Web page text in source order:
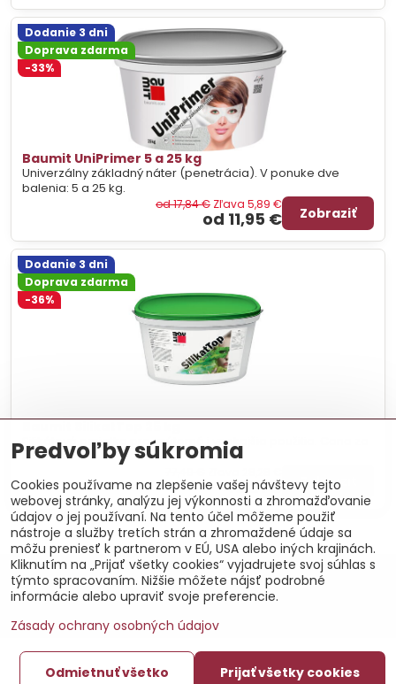
Baumit UniPrimer 5 a 25 kg
Dodanie 3 dni
Doprava zdarma
-33%
Univerzálny základný náter (penetrácia). V ponuke dve
balenia: 5 a 25 kg.
od 11,95 €
od 17,84 € Zľava 5,89 €
Zobraziť
Dodanie 3 dni
Doprava zdarma
-36%
Silikátová omietka pre vnútorné i vonkajšie použitie. Cena za
balenie.
49,21 € Zobraziť
©2026Copyright
Predvoľby súkromiaZásady ochrany osobných údajov
Predvoľby súkromia
Cookies používame na zlepšenie vašej návštevy tejto
webovej stránky, analýzu jej výkonnosti a zhromažďovanie
údajov o jej používaní. Na tento účel môžeme použiť
nástroje a služby tretích strán a zhromaždené údaje sa
môžu preniesť k partnerom v EÚ, USA alebo iných krajinách.
Kliknutím na „Prijať všetky cookies“ vyjadrujete svoj súhlas s
týmto spracovaním. Nižšie môžete nájsť podrobné
informácie alebo upraviť svoje preferencie.
Zásady ochrany osobných údajov
Prijať všetky cookies
Odmietnuť všetko